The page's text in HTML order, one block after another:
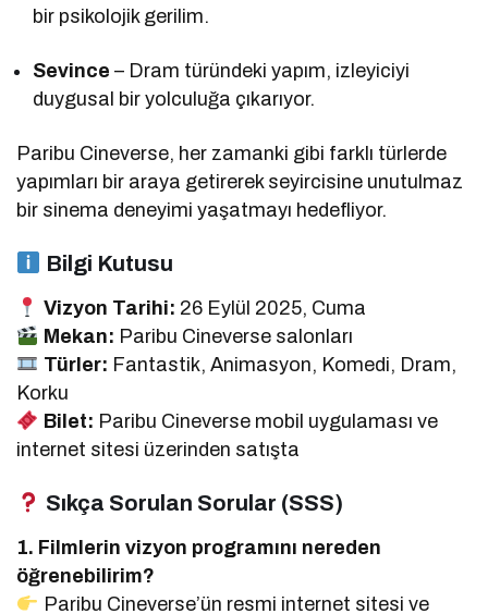
bir psikolojik gerilim.
Sevince – Dram türündeki yapım, izleyiciyi
duygusal bir yolculuğa çıkarıyor.
Paribu Cineverse, her zamanki gibi farklı türlerde
yapımları bir araya getirerek seyircisine unutulmaz
bir sinema deneyimi yaşatmayı hedefliyor.
Bilgi Kutusu
Vizyon Tarihi: 26 Eylül 2025, Cuma
Mekan: Paribu Cineverse salonları
Türler: Fantastik, Animasyon, Komedi, Dram,
Korku
Bilet: Paribu Cineverse mobil uygulaması ve
internet sitesi üzerinden satışta
Sıkça Sorulan Sorular (SSS)
1. Filmlerin vizyon programını nereden
öğrenebilirim?
Paribu Cineverse’ün resmi internet sitesi ve